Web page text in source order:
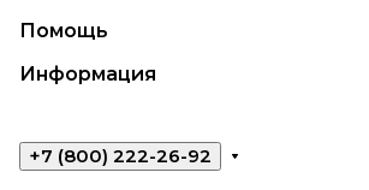
Помощь
Информация
+7 (800) 222-26-92